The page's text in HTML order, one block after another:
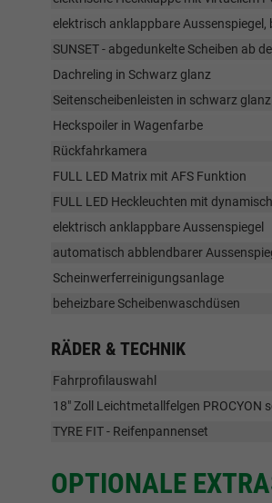
elektrisch anklappbare
SUNSET - abgedunkelte Scheiben ab
Dachreling in Schwarz glanz
Seitenscheibenleisten in schwarz glanz
Heckspoiler in Wagenfarbe
Rückfahrkamera
FULL LED Matrix mit AFS Funktion
FULL LED Heckleuchten mit
elektrisch anklappbare Aussenspiegel
automatisch abblendbarer
Scheinwerferreinigungsanlage
beheizbare Scheibenwaschdüsen
RÄDER & TECHNIK
Fahrprofilauswahl
18" Zoll Leichtmetallfelgen PROCYON
TYRE FIT - Reifenpannenset
OPTIONALE